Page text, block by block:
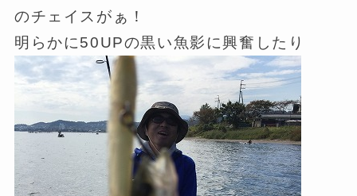
のチェイスがぁ！
明らかに50UPの黒い魚影に興奮したり